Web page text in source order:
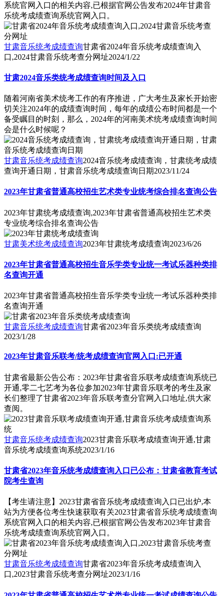
系统官网入口的相关内容,已根据官网公告发布2024年甘肃音
乐统考成绩查询系统官网入口。
甘肃音乐统考成绩查询甘肃省2024年音乐统考成绩查询入
口,2024甘肃音乐统考查分网址2024/1/22
甘肃2024音乐类统考成绩查询时间及入口
随着河南省美术统考工作的有序推进，广大考生及家长开始密
切关注2024年的成绩查询时间，每年的成绩公布时间都是一个
备受瞩目的时刻，那么，2024年的河南美术统考成绩查询时间
会是什么时候呢？
甘肃音乐统考成绩查询2024音乐统考成绩查询，甘肃统考成绩
查询开通日期，甘肃音乐统考成绩查询日期2023/11/24
2023年甘肃省普通高校招生艺术类专业统考综合排名查询公告
2023年甘肃统考成绩查询,2023年甘肃省普通高校招生艺术类
专业统考综合排名查询公告
甘肃美术统考成绩查询2023年甘肃统考成绩查询2023/6/26
2023年甘肃省普通高校招生音乐学类专业统一考试乐器种类排
名查询开通
2023年甘肃省普通高校招生音乐学类专业统一考试乐器种类排
名查询开通
甘肃音乐统考成绩查询甘肃省2023年音乐类统考成绩查询
2023/1/28
2023年甘肃音乐联考/统考成绩查询官网入口:已开通
甘肃省最新公告公布：2023年甘肃省音乐联考成绩查询系统已
开通,零二七艺考为各位参加2023年甘肃音乐联考的考生及家
长们整理了甘肃省2023年音乐联考查分官网入口地址,供大家
查阅。
甘肃音乐统考成绩查询2023甘肃音乐联考成绩查询开通,甘肃
音乐统考成绩查询系统2023/1/16
甘肃省2023年音乐统考成绩查询入口已公布：甘肃省教育考试
院考生查询
【考生请注意】2023甘肃省音乐统考成绩查询入口已出炉,本
站为方便各位考生快速获取有关2023甘肃省音乐统考成绩查询
系统官网入口的相关内容,已根据官网公告发布2023年甘肃音
乐统考成绩查询系统官网入口。
甘肃音乐统考成绩查询甘肃省2023年音乐统考成绩查询入
口,2023甘肃音乐统考查分网址2023/1/16